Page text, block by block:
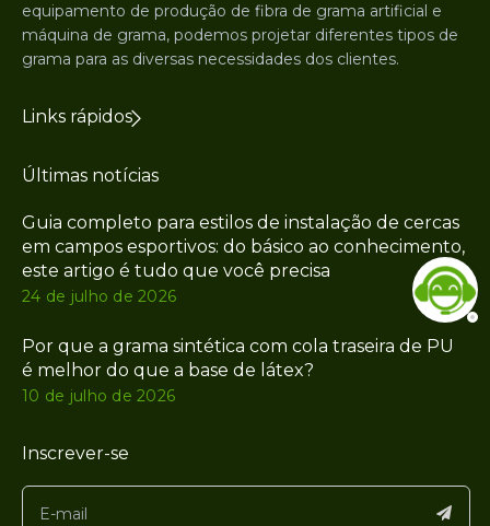
equipamento de produção de fibra de grama artificial e
máquina de grama, podemos projetar diferentes tipos de
grama para as diversas necessidades dos clientes.
Links rápidos
Últimas notícias
Guia completo para estilos de instalação de cercas
em campos esportivos: do básico ao conhecimento,
este artigo é tudo que você precisa
24 de julho de 2026
Por que a grama sintética com cola traseira de PU
é melhor do que a base de látex?
10 de julho de 2026
Inscrever-se